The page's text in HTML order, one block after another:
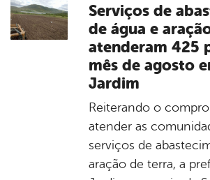
Serviços de
de água e
atenderam 425
mês de agosto
Jardim
Reiterando o
atender as
serviços de
aração de terra, a